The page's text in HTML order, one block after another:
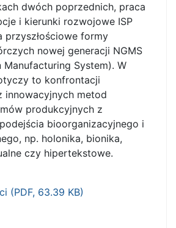
dwóch poprzednich, praca
i kierunki rozwojowe ISP
przyszłościowe formy
nowej generacji NGMS
Manufacturing System). W
to konfrontacji
innowacyjnych metod
produkcyjnych z
bioorganizacyjnego i
np. holonika, bionika,
czy hipertekstowe.
(PDF, 63.39 KB)